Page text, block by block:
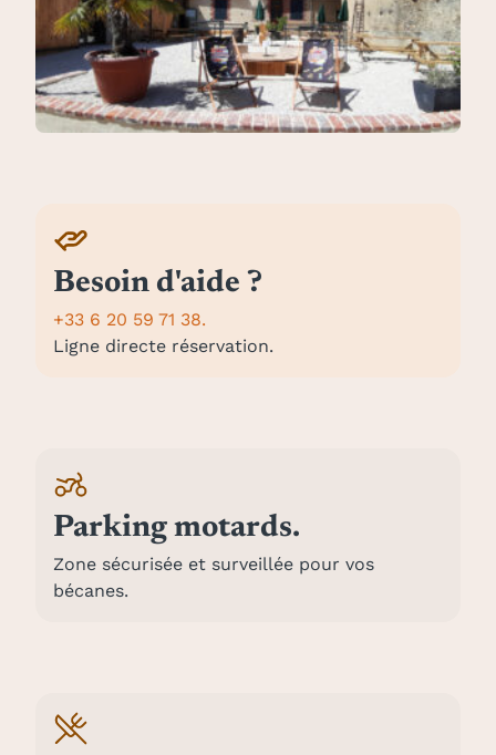
Besoin d'aide ?
+33 6 20 59 71 38.
Ligne directe réservation.
Parking motards.
Zone sécurisée et surveillée pour vos
bécanes.